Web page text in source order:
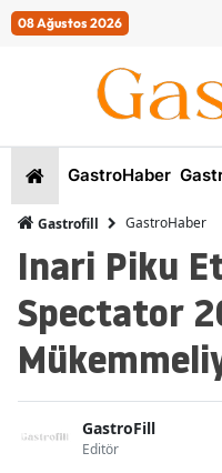
08 Ağustos 2026
GastroHaber
Gastrofill GastroHaber
Inari Piku
Spectator
GastroFill
Editör